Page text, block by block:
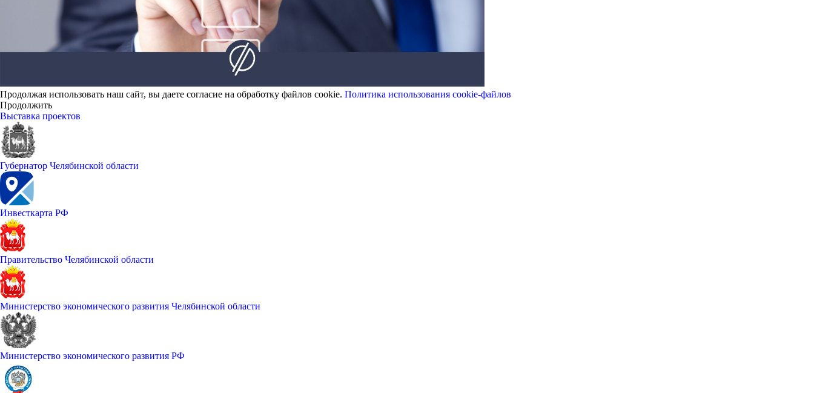
Продолжая использовать наш сайт, вы даете согласие на обработку файлов cookie. Политика использования cookie-файлов
Продолжить
Выставка проектов
Губернатор Челябинской области
Инвесткарта РФ
Правительство Челябинской области
Министерство экономического развития Челябинской области
Министерство экономического развития РФ